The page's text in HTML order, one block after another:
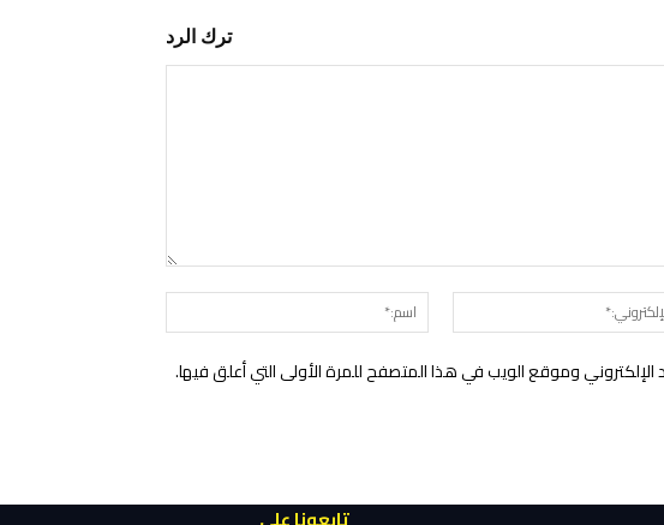
ترك الرد
التعليق:
اسم:*
البريد
الإلكتروني:*
وموقع الويب في هذا المتصفح للمرة الأولى التي أعلق فيها.